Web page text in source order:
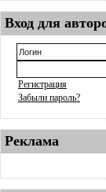
Вход для
Регистрация
Забыли пароль?
Реклама